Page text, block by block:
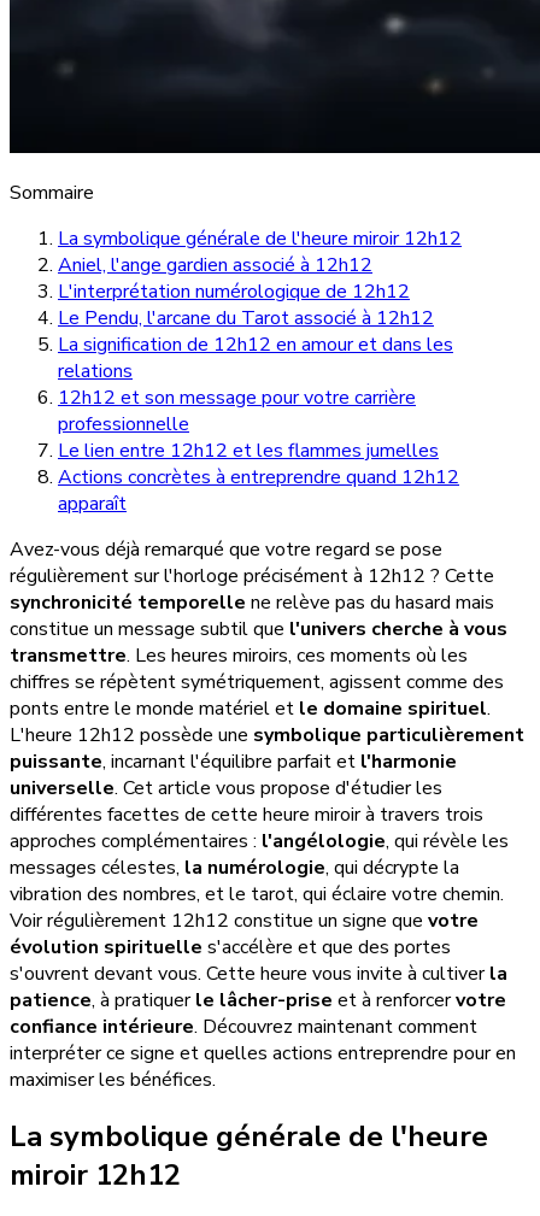
Sommaire
La symbolique générale de l'heure miroir 12h12
Aniel, l'ange gardien associé à 12h12
L'interprétation numérologique de 12h12
Le Pendu, l'arcane du Tarot associé à 12h12
La signification de 12h12 en amour et dans les
relations
12h12 et son message pour votre carrière
professionnelle
Le lien entre 12h12 et les flammes jumelles
Actions concrètes à entreprendre quand 12h12
apparaît
Avez-vous déjà remarqué que votre regard se pose
régulièrement sur l'horloge précisément à 12h12 ? Cette
synchronicité temporelle ne relève pas du hasard mais
constitue un message subtil que l'univers cherche à vous
transmettre. Les heures miroirs, ces moments où les
chiffres se répètent symétriquement, agissent comme des
ponts entre le monde matériel et le domaine spirituel.
L'heure 12h12 possède une symbolique particulièrement
puissante, incarnant l'équilibre parfait et l'harmonie
universelle. Cet article vous propose d'étudier les
différentes facettes de cette heure miroir à travers trois
approches complémentaires : l'angélologie, qui révèle les
messages célestes, la numérologie, qui décrypte la
vibration des nombres, et le tarot, qui éclaire votre chemin.
Voir régulièrement 12h12 constitue un signe que votre
évolution spirituelle s'accélère et que des portes
s'ouvrent devant vous. Cette heure vous invite à cultiverla
patience, à pratiquerle lâcher-prise et à renforcervotre
confiance intérieure. Découvrez maintenant comment
interpréter ce signe et quelles actions entreprendre pour en
maximiser les bénéfices.
La symbolique générale de l'heure
miroir 12h12